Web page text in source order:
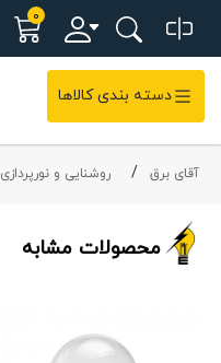
0
دسته بندی کالاها
آقای برق روشنایی و نورپردازی
محصولات مشابه